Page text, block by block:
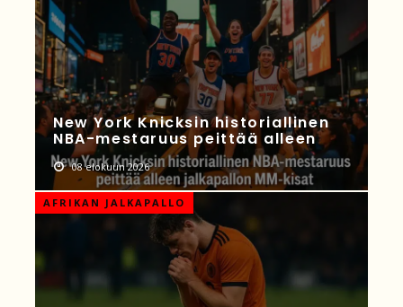
New York Knicksin historiallinen
NBA-mestaruus peittää alleen
08 elokuun 2026
AFRIKAN JALKAPALLO